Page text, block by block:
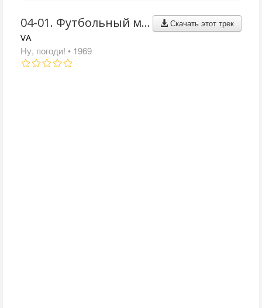
Скачать этот трек
04-01. Футбольный марш (Спортивные позывные)
VA
Ну, погоди! • 1969